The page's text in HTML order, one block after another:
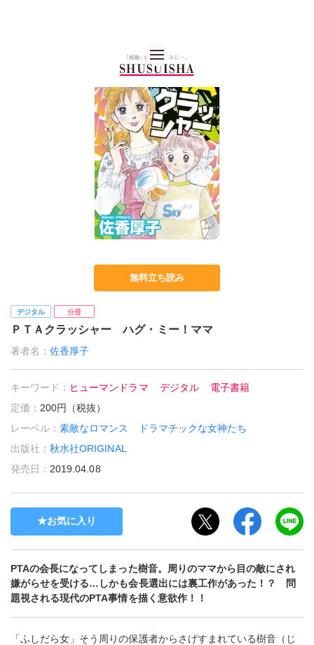
無料立ち読み
デジタル 分冊
ＰＴＡクラッシャー ハグ・ミー！ママ
著者名：佐香厚子
キーワード： ヒューマンドラマ デジタル
電子書籍
定価： 200円（税抜）
レーベル：素敵なロマンス ドラマチックな女神たち
出版社：秋水社ORIGINAL
発売日： 2019.04.08
お気に入り
PTAの会長になってしまった樹音。周りのママから目の敵にされ
嫌がらせを受ける…しかも会長選出には裏工作があった！？ 問
題視される現代のPTA事情を描く意欲作！！
「ふしだら女」そう周りの保護者からさげすまれている樹音（じ